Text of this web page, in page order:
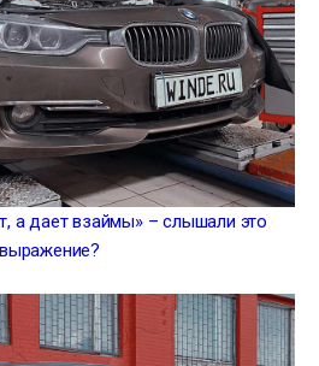
а дает взаймы» – слышали это
выражение?